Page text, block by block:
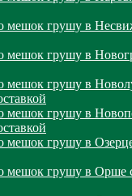
мешок грушу в
мешок грушу в
мешок грушу в
мешок грушу в
мешок грушу в
мешок грушу в Орше